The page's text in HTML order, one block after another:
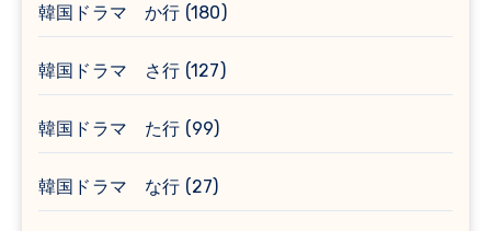
韓国ドラマ か行 (180)
韓国ドラマ さ行 (127)
韓国ドラマ た行 (99)
韓国ドラマ な行 (27)